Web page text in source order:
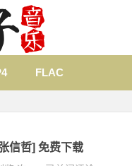
FLAC
信哲] 免费下载